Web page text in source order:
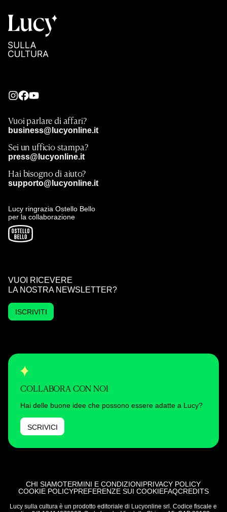
Vuoi parlare di affari?
business@lucyonline.it
Sei un ufficio stampa?
press@lucyonline.it
Hai bisogno di aiuto?
supporto@lucyonline.it
Lucy ringrazia Ostello Bello
per la collaborazione
VUOI RICEVERE
LA NOSTRA NEWSLETTER?
ISCRIVITI
COLLABORA CON NOI
Hai delle buone idee che possono essere adatte a Lucy?
SCRIVICI
CHI SIAMOTERMINI E CONDIZIONIPRIVACY POLICY
COOKIE POLICYPREFERENZE SUI COOKIEFAQCREDITS
Lucy sulla cultura è un prodotto editoriale di Lucyonline srl. Codice fiscale e